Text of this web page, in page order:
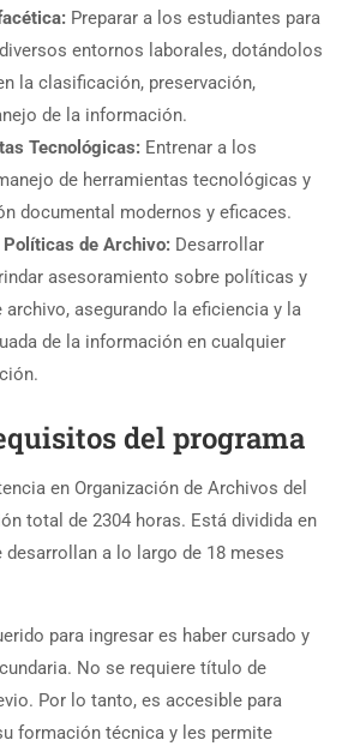
Preparar a los estudiantes para
entornos laborales, dotándolos
la clasificación, preservación,
de la información.
Tecnológicas: Entrenar a los
de herramientas tecnológicas y
documental modernos y eficaces.
de Archivo: Desarrollar
asesoramiento sobre políticas y
asegurando la eficiencia y la
de la información en cualquier
del programa
en Organización de Archivos del
total de 2304 horas. Está dividida en
a lo largo de 18 meses
para ingresar es haber cursado y
No se requiere título de
Por lo tanto, es accesible para
formación técnica y les permite